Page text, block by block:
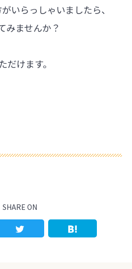
いらっしゃいましたら、
みませんか？
けます。
SHARE ON